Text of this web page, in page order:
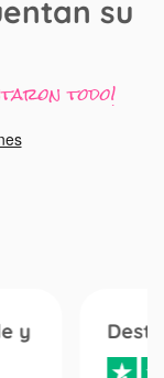
su
todo!
y